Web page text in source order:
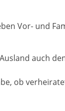
Vor- und
auch
ob